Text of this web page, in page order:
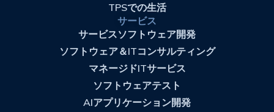
TPSでの生活
サービス
サービスソフトウェア開発
ソフトウェア＆ITコンサルティング
マネージドITサービス
ソフトウェアテスト
AIアプリケーション開発